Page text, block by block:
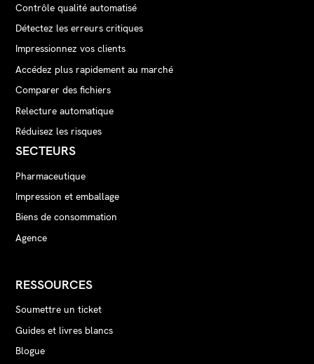
Contrôle qualité automatisé
Détectez les erreurs critiques
Impressionnez vos clients
Accédez plus rapidement au marché
Comparer des fichiers
Relecture automatique
Réduisez les risques
SECTEURS
Pharmaceutique
Impression et emballage
Biens de consommation
Agence
RESSOURCES
Soumettre un ticket
Guides et livres blancs
Blogue